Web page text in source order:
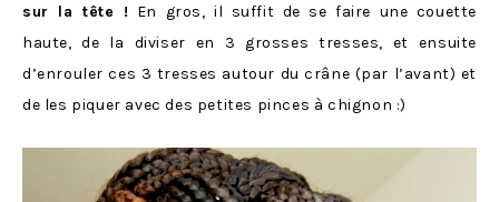
sur la tête ! En gros, il suffit de se faire une couette
haute, de la diviser en 3 grosses tresses, et ensuite
d’enrouler ces 3 tresses autour du crâne (par l’avant) et
de les piquer avec des petites pinces à chignon :)